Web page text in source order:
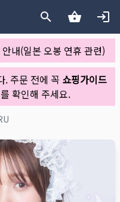
내(일본 오봉 연휴 관련)
. 주문 전에 꼭 쇼핑가이드
확인해 주세요.